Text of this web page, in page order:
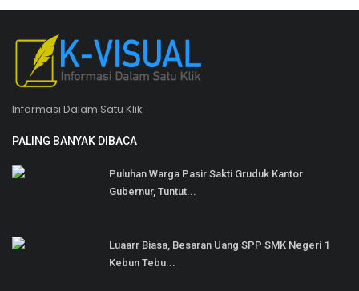
Informasi Dalam Satu Klik
PALING BANYAK DIBACA
Puluhan Warga Pasir Sakti Gruduk Kantor
Gubernur, Tuntut...
Luaarr Biasa, Besaran Uang SPP SMK Negeri 1
Kebun Tebu...